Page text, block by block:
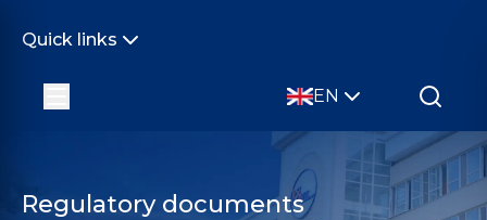
Quick links
EN
Regulatory documents